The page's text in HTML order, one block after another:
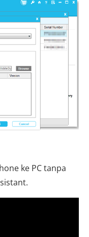
ke PC tanpa